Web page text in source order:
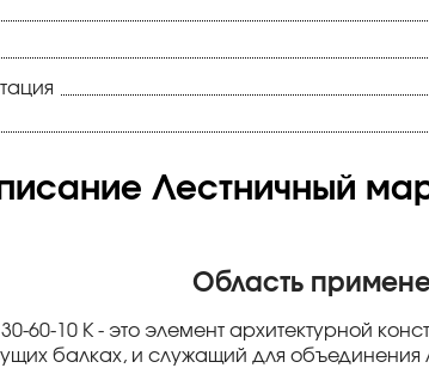
Лестничный
Область
60-10 К - это элемент архитектурной
балках, и служащий для объединения